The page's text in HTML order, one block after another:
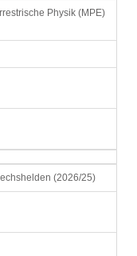
Physik (MPE)
(2026/25)